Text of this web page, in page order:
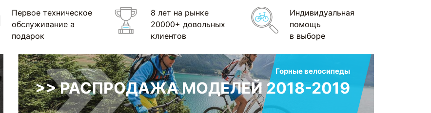
Первое техническое
обслуживание а
подарок
8 лет на рынке
20000+ довольных
клиентов
Индивидуальная
помощь
в выборе
Горные велосипеды
>> РАСПРОДАЖА МОДЕЛЕЙ 2018-2019